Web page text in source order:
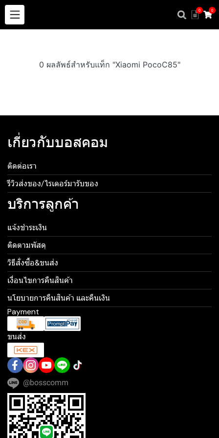
0 0
0 ผลลัพธ์สำหรับแท็ก "Xiaomi PocoC85"
เกี่ยวกับบอสคอม
ติดต่อเรา
รีวิวส่งของ/ไรเดอร์มารับของ
บริการลูกค้า
แจ้งชำระเงิน
ติดตามพัสดุ
วิธีสั่งซื้อ&ขนส่ง
เงื่อนไขการคืนสินค้า
นโยบายการคืนสินค้า และคืนเงิน
Payment
ขนส่ง
@bosscomm